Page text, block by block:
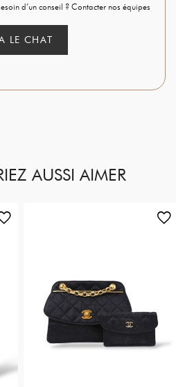
d’un conseil ? Contacter nos équipes
LE CHAT
AUSSI AIMER